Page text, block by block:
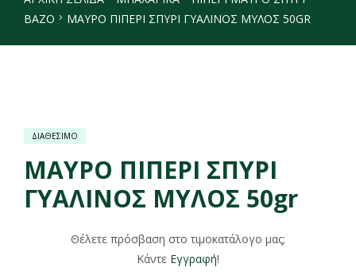
ΒΆΖΟ
ΜΑΥΡΟ ΠΙΠΕΡΙ ΣΠΥΡΙ ΓΥΑΛΙΝΟΣ ΜΥΛΟΣ 50GR
ΔΙΑΘΕΣΙΜΟ
ΜΑΥΡΟ ΠΙΠΕΡΙ ΣΠΥΡΙ
ΓΥΑΛΙΝΟΣ ΜΥΛΟΣ 50gr
Θέλετε πρόσβαση στο τιμοκατάλογο μας;
Κάντε Εγγραφή!